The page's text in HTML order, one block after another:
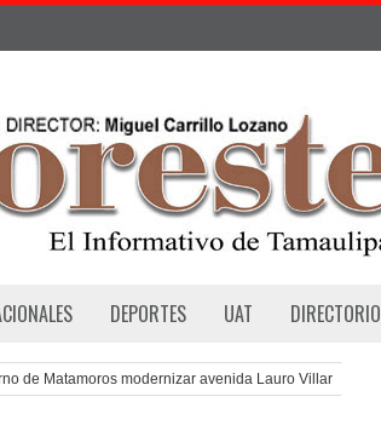
DEPORTES UAT DIRECTORIO
de Matamoros modernizar avenida Lauro Villar